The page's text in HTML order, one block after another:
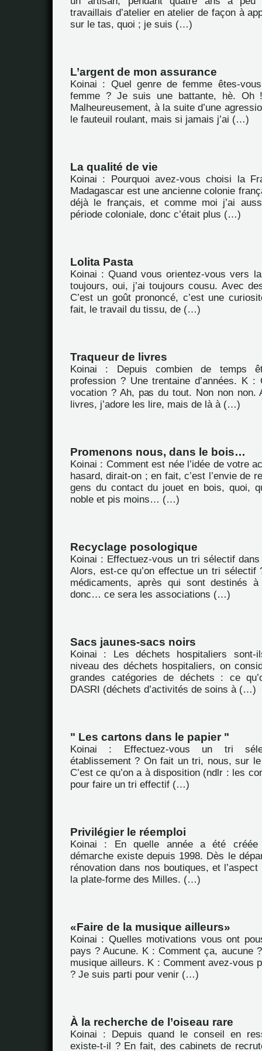
travaillais d’atelier en atelier de façon à
sur le tas, quoi ; je suis (…)
L’argent de mon assurance
Koinai : Quel genre de femme êtes-
femme ? Je suis une battante, hè. Oh !
Malheureusement, à la suite d’une
le fauteuil roulant, mais si jamais j’ai (…)
La qualité de vie
Koinai : Pourquoi avez-vous choisi la
Madagascar est une ancienne colonie
déjà le français, et comme moi j’ai
période coloniale, donc c’était plus (…)
Lolita Pasta
Koinai : Quand vous orientez-vous vers
toujours, oui, j’ai toujours cousu. Avec
C’est un goût prononcé, c’est une
fait, le travail du tissu, de (…)
Traqueur de livres
Koinai : Depuis combien de temps
profession ? Une trentaine d’années. K :
vocation ? Ah, pas du tout. Non non non.
livres, j’adore les lire, mais de là à (…)
Promenons nous, dans le bois…
Koinai : Comment est née l’idée de votre
hasard, dirait-on ; en fait, c’est l’envie de
gens du contact du jouet en bois, quoi,
noble et pis moins… (…)
Recyclage posologique
Koinai : Effectuez-vous un tri sélectif
Alors, est-ce qu’on effectue un tri sélectif
médicaments, après qui sont destinés
donc… ce sera les associations (…)
Sacs jaunes-sacs noirs
Koinai : Les déchets hospitaliers
niveau des déchets hospitaliers, on
grandes catégories de déchets : ce
DASRI (déchets d’activités de soins à (…)
" Les cartons dans le papier "
Koinai : Effectuez-vous un tri
établissement ? On fait un tri, nous, sur
C’est ce qu’on a à disposition (ndlr : les
pour faire un tri effectif (…)
Privilégier le réemploi
Koinai : En quelle année a été créée
démarche existe depuis 1998. Dès le
rénovation dans nos boutiques, et
la plate-forme des Milles. (…)
Faire de la musique ailleurs
Koinai : Quelles motivations vous ont
pays ? Aucune. K : Comment ça, aucune
musique ailleurs. K : Comment avez-vous
? Je suis parti pour venir (…)
À la recherche de l’oiseau rare
Koinai : Depuis quand le conseil en
existe-t-il ? En fait, des cabinets de